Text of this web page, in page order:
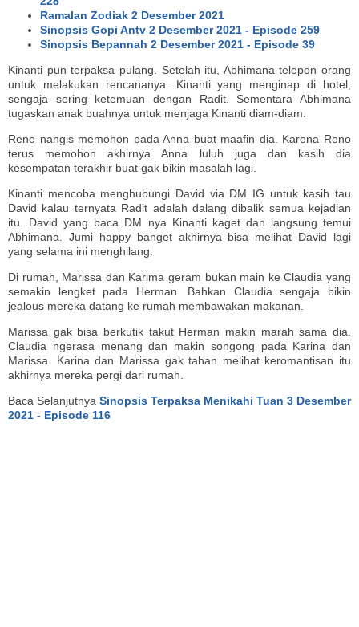
Ramalan Zodiak 2 Desember 2021
Sinopsis Gopi Antv 2 Desember 2021 - Episode 259
Sinopsis Bepannah 2 Desember 2021 - Episode 39
Kinanti pun terpaksa pulang. Setelah itu, Abhimana telepon orang
untuk melakukan rencananya. Kinanti yang menginap di hotel,
sengaja sering ketemuan dengan Radit. Sementara Abhimana
tugaskan anak buahnya untuk menjaga Kinanti diam-diam.
Reno nangis memohon pada Anna buat maafin dia. Karena Reno
terus memohon akhirnya Anna luluh juga dan kasih dia
kesempatan terakhir buat gak bikin masalah lagi.
Kinanti mencoba menghubungi David via DM IG untuk kasih tau
David kalau ternyata Radit adalah dalang dibalik semua kejadian
itu. David yang baca DM nya Kinanti kaget dan langsung temui
Abhimana. Jumi happy banget akhirnya bisa melihat David lagi
yang selama ini menghilang.
Di rumah, Marissa dan Karima geram bukan main ke Claudia yang
semakin lengket pada Herman. Bahkan Claudia sengaja bikin
jealous mereka datang ke rumah membawakan makanan.
Marissa gak bisa berkutik takut Herman makin marah sama dia.
Claudia ngerasa menang dan makin songong pada Karina dan
Marissa. Karina dan Marissa gak tahan melihat keromantisan itu
akhirnya mereka pergi dari rumah.
Baca Selanjutnya Sinopsis Terpaksa Menikahi Tuan 3 Desember
2021 - Episode 116